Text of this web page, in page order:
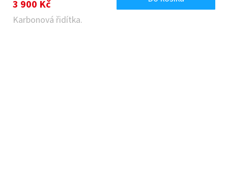
3 900 Kč
Karbonová řidítka.